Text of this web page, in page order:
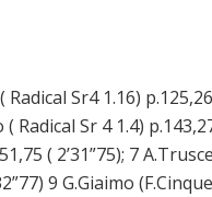
Sr4 1.16) p.125,26
Radical Sr 4 1.4)
( 2’31”75); 7
9 G.Giaimo